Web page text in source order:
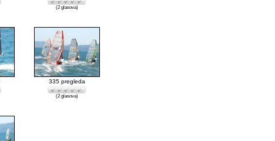
(2 glasova)
335 pregleda
(2 glasova)